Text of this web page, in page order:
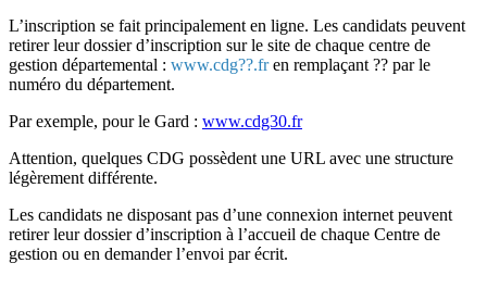
L’inscription se fait principalement en ligne. Les candidats peuvent
retirer leur dossier d’inscription sur le site de chaque centre de
gestion départemental : www.cdg??.fren remplaçant ?? par le
numéro du département.
Par exemple, pour le Gard : www.cdg30.fr
Attention, quelques CDG possèdent une URL avec une structure
légèrement différente.
Les candidats ne disposant pas d’une connexion internet peuvent
retirer leur dossier d’inscription à l’accueil de chaque Centre de
gestion ou en demander l’envoi par écrit.